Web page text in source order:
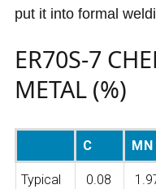
put it into formal
ER70S-7
METAL (%)
C MN
Typical 0.08